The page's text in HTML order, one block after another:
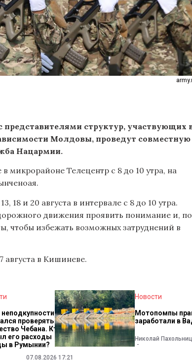
структур, участвующих
Молдовы, проведут совместную
Нацармии.
микрорайоне Телецентр с 8 до 10 утра, на
18 и 20 августа в интервале с 8 до 10 утра.
движения проявить понимание и, по
чтобы избежать возможных затруднений в
августа в Кишиневе.
неподкупности
проверять
Чебана. Кто
его расходы
в Румынии?
07.08.2026 17:21
Новости
Мотопомпы
заработали в
Николай